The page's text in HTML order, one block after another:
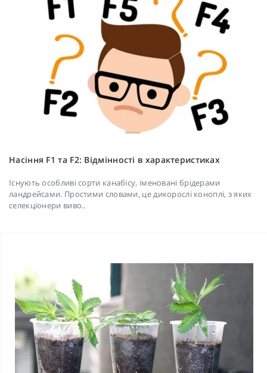
Насіння F1 та F2: Відмінності в характеристиках
Існують особливі сорти канабісу, іменовані брідерами
ландрейсами. Простими словами, це дикорослі коноплі, з яких
селекціонери виво..